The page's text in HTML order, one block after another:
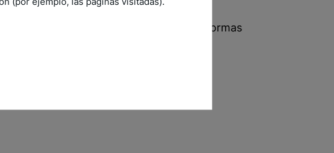
(formas
y superficies espejadas).